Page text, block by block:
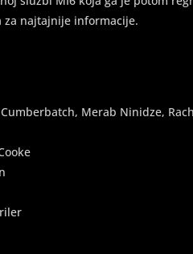
za najtajnije informacije.
Merab Ninidze,